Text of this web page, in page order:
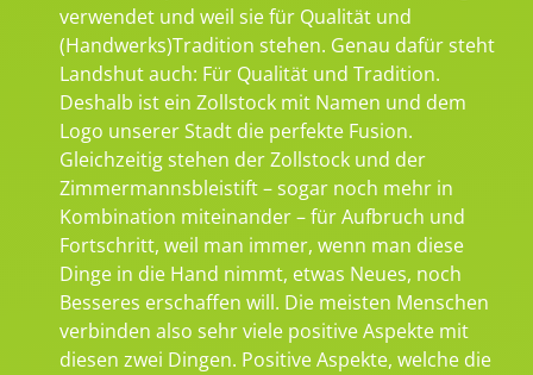
verwendet und weil sie für Qualität und
(Handwerks)Tradition stehen. Genau dafür steht
Landshut auch: Für Qualität und Tradition.
Deshalb ist ein Zollstock mit Namen und dem
Logo unserer Stadt die perfekte Fusion.
Gleichzeitig stehen der Zollstock und der
Zimmermannsbleistift – sogar noch mehr in
Kombination miteinander – für Aufbruch und
Fortschritt, weil man immer, wenn man diese
Dinge in die Hand nimmt, etwas Neues, noch
Besseres erschaffen will. Die meisten Menschen
verbinden also sehr viele positive Aspekte mit
diesen zwei Dingen. Positive Aspekte, welche die